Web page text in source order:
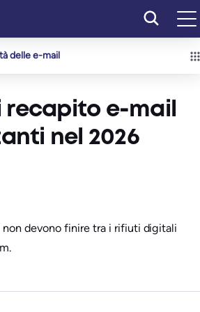
delle e-mail
recapito e-mail
nel 2026
devono finire tra i rifiuti digitali